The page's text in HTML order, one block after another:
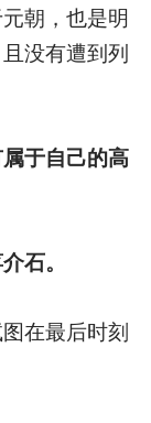
朝，也是明
没有遭到列
于自己的高
石。
在最后时刻